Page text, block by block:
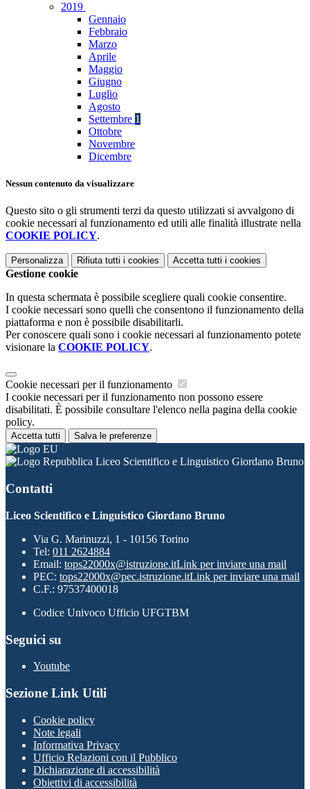
2019
Gennaio
Febbraio
Marzo
Aprile
Maggio
Giugno
Luglio
Agosto
Settembre 1
Ottobre
Novembre
Dicembre
Nessun contenuto da visualizzare
Questo sito o gli strumenti terzi da questo utilizzati si avvalgono di
cookie necessari al funzionamento ed utili alle finalità illustrate nella
COOKIE POLICY.
Personalizza Rifiuta tutti i cookies Accetta tutti i cookies
Gestione cookie
In questa schermata è possibile scegliere quali cookie consentire.
I cookie necessari sono quelli che consentono il funzionamento della
piattaforma e non è possibile disabilitarli.
Per conoscere quali sono i cookie necessari al funzionamento potete
visionare la COOKIE POLICY.
Cookie necessari per il funzionamento
I cookie necessari per il funzionamento non possono essere
disabilitati. È possibile consultare l'elenco nella pagina della cookie
policy.
Accetta tutti Salva le preferenze
Liceo Scientifico e Linguistico Giordano Bruno
Contatti
Liceo Scientifico e Linguistico Giordano Bruno
Via G. Marinuzzi, 1 - 10156 Torino
Tel: 011 2624884
Email: tops22000x@istruzione.itLink per inviare una mail
PEC: tops22000x@pec.istruzione.itLink per inviare una mail
C.F.: 97537400018
Codice Univoco Ufficio UFGTBM
Seguici su
Youtube
Sezione Link Utili
Cookie policy
Note legali
Informativa Privacy
Ufficio Relazioni con il Pubblico
Dichiarazione di accessibilità
Obiettivi di accessibilità